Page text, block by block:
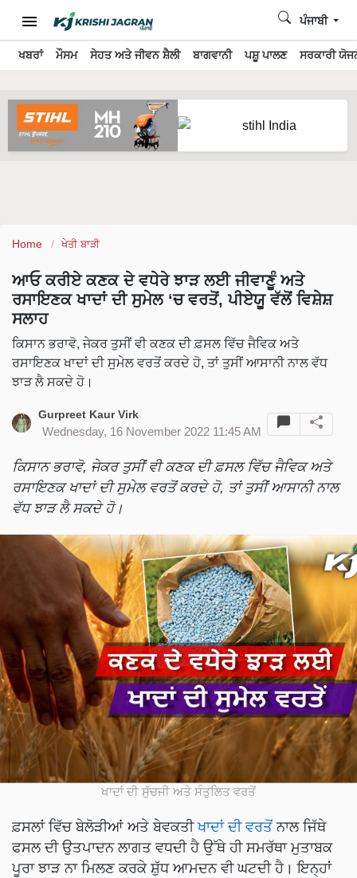
ਖਬਰਾਂ ਮੌਸਮ ਸੇਹਤ ਅਤੇ ਜੀਵਨ ਸ਼ੈਲੀ ਬਾਗਵਾਨੀ ਪਸ਼ੂ ਪਾਲਣ ਸਰਕਾਰੀ
ਪੰਜਾਬੀ
Home ਖੇਤੀ ਬਾੜੀ
ਆਓ ਕਰੀਏ ਕਣਕ ਦੇ ਵਧੇਰੇ ਝਾੜ ਲਈ ਜੀਵਾਣੂੰ ਅਤੇ
ਰਸਾਇਣਕ ਖਾਦਾਂ ਦੀ ਸੁਮੇਲ ‘ਚ ਵਰਤੋਂ, ਪੀਏਯੂ ਵੱਲੋਂ ਵਿਸ਼ੇਸ਼
ਸਲਾਹ
ਕਿਸਾਨ ਭਰਾਵੋ, ਜੇਕਰ ਤੁਸੀਂ ਵੀ ਕਣਕ ਦੀ ਫ਼ਸਲ ਵਿੱਚ ਜੈਵਿਕ ਅਤੇ
ਰਸਾਇਣਕ ਖਾਦਾਂ ਦੀ ਸੁਮੇਲ ਵਰਤੋਂ ਕਰਦੇ ਹੋ, ਤਾਂ ਤੁਸੀਂ ਆਸਾਨੀ ਨਾਲ ਵੱਧ
ਝਾੜ ਲੈ ਸਕਦੇ ਹੋ।
Gurpreet Kaur Virk
Wednesday, 16 November 2022 11:45 AM
ਕਿਸਾਨ ਭਰਾਵੋ, ਜੇਕਰ ਤੁਸੀਂ ਵੀ ਕਣਕ ਦੀ ਫ਼ਸਲ ਵਿੱਚ ਜੈਵਿਕ ਅਤੇ
ਰਸਾਇਣਕ ਖਾਦਾਂ ਦੀ ਸੁਮੇਲ ਵਰਤੋਂ ਕਰਦੇ ਹੋ, ਤਾਂ ਤੁਸੀਂ ਆਸਾਨੀ ਨਾਲ
ਵੱਧ ਝਾੜ ਲੈ ਸਕਦੇ ਹੋ।
ਖਾਦਾਂ ਦੀ ਸੁੱਚਜੀ ਅਤੇ ਸੰਤੁਲਿਤ ਵਰਤੋਂ
ਫ਼ਸਲਾਂ ਵਿੱਚ ਬੇਲੋੜੀਆਂ ਅਤੇ ਬੇਵਕਤੀਖਾਦਾਂ ਦੀ ਵਰਤੋਂ ਨਾਲ ਜਿੱਥੇ
ਫਸਲ ਦੀ ਉਤਪਾਦਨ ਲਾਗਤ ਵਧਦੀ ਹੈ ਉੱਥੇ ਹੀ ਸਮਰੱਥਾ ਮੁਤਾਬਕ
ਪੂਰਾ ਝਾੜ ਨਾ ਮਿਲਣ ਕਰਕੇ ਸ਼ੁੱਧ ਆਮਦਨ ਵੀ ਘਟਦੀ ਹੈ। ਇਨ੍ਹਾਂ